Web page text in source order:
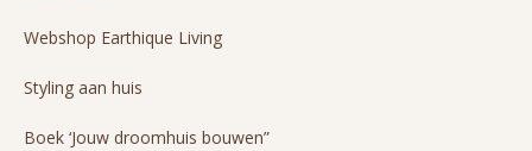
Webshop Earthique Living
Styling aan huis
Boek ‘Jouw droomhuis bouwen”